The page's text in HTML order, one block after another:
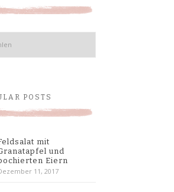
POSTS
mit
und
Eiern
11, 2017